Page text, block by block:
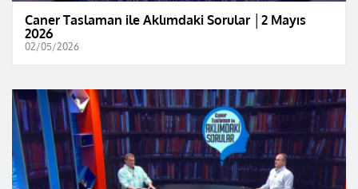
Caner Taslaman ile Aklımdaki Sorular │2 Mayıs
2026
02/05/2026